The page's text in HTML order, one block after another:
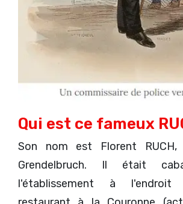
Qui est ce fameux
Son nom est Florent RUCH,
Grendelbruch. Il était
l'établissement à l'endroit